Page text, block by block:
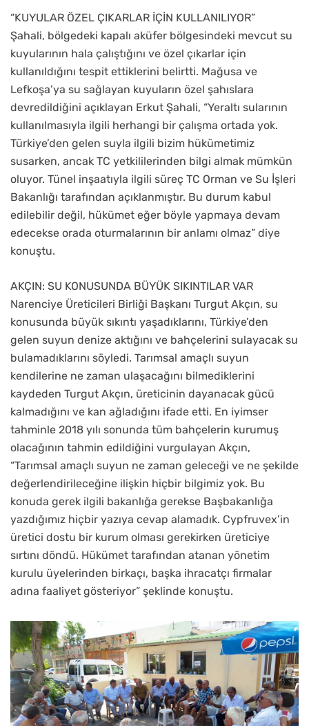
“KUYULAR ÖZEL ÇIKARLAR İÇİN KULLANILIYOR”
Şahali, bölgedeki kapalı aküfer bölgesindeki mevcut su
kuyularının hala çalıştığını ve özel çıkarlar için
kullanıldığını tespit ettiklerini belirtti. Mağusa ve
Lefkoşa’ya su sağlayan kuyuların özel şahıslara
devredildiğini açıklayan Erkut Şahali, “Yeraltı sularının
kullanılmasıyla ilgili herhangi bir çalışma ortada yok.
Türkiye’den gelen suyla ilgili bizim hükümetimiz
susarken, ancak TC yetkililerinden bilgi almak mümkün
oluyor. Tünel inşaatıyla ilgili süreç TC Orman ve Su İşleri
Bakanlığı tarafından açıklanmıştır. Bu durum kabul
edilebilir değil, hükümet eğer böyle yapmaya devam
edecekse orada oturmalarının bir anlamı olmaz” diye
konuştu.
AKÇIN: SU KONUSUNDA BÜYÜK SIKINTILAR VAR
Narenciye Üreticileri Birliği Başkanı Turgut Akçın, su
konusunda büyük sıkıntı yaşadıklarını, Türkiye’den
gelen suyun denize aktığını ve bahçelerini sulayacak su
bulamadıklarını söyledi. Tarımsal amaçlı suyun
kendilerine ne zaman ulaşacağını bilmediklerini
kaydeden Turgut Akçın, üreticinin dayanacak gücü
kalmadığını ve kan ağladığını ifade etti. En iyimser
tahminle 2018 yılı sonunda tüm bahçelerin kurumuş
olacağının tahmin edildiğini vurgulayan Akçın,
“Tarımsal amaçlı suyun ne zaman geleceği ve ne şekilde
değerlendirileceğine ilişkin hiçbir bilgimiz yok. Bu
konuda gerek ilgili bakanlığa gerekse Başbakanlığa
yazdığımız hiçbir yazıya cevap alamadık. Cypfruvex’in
üretici dostu bir kurum olması gerekirken üreticiye
sırtını döndü. Hükümet tarafından atanan yönetim
kurulu üyelerinden birkaçı, başka ihracatçı firmalar
adına faaliyet gösteriyor” şeklinde konuştu.